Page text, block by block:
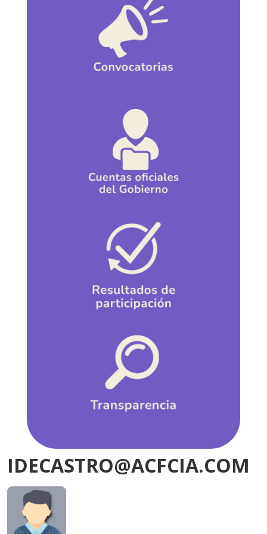
IDECASTRO@ACFCIA.COM